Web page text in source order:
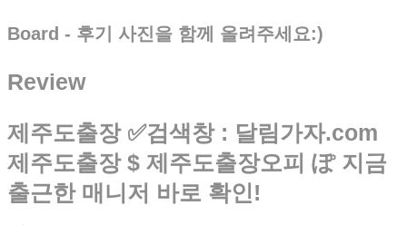
Board - 후기 사진을 함께 올려주세요:)
Review
제주도출장 ✅검색창 : 달림가자.com
제주도출장 $ 제주도출장오피 ぽ 지금
출근한 매니저 바로 확인!